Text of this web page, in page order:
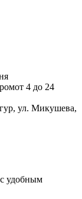
от 4 до 24
ул. Микушева,
удобным